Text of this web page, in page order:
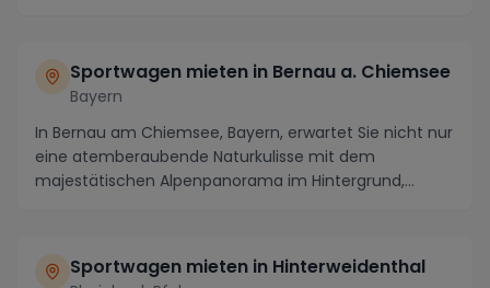
Sportwagen mieten in Bernau a. Chiemsee
Bayern
In Bernau am Chiemsee, Bayern, erwartet Sie nicht nur
eine atemberaubende Naturkulisse mit dem
majestätischen Alpenpanorama im Hintergrund,
Sportwagen mieten in Hinterweidenthal